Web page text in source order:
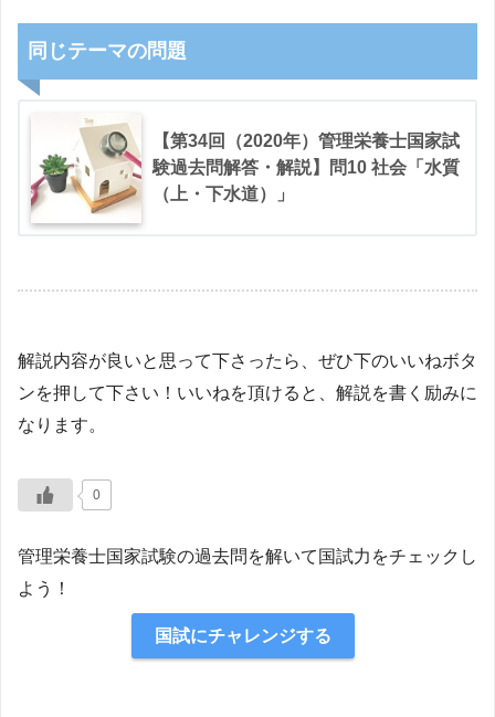
同じテーマの問題
【第34回（2020年）管理栄養士国家試
験過去問解答・解説】問10 社会「水質
（上・下水道）」
解説内容が良いと思って下さったら、ぜひ下のいいねボタ
ンを押して下さい！いいねを頂けると、解説を書く励みに
なります。
0
管理栄養士国家試験の過去問を解いて国試力をチェックし
よう！
国試にチャレンジする